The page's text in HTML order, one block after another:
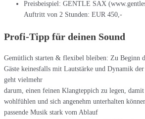
Preisbeispiel: GENTLE SAX
Auftritt von 2 Stunden: EUR 450,-
Profi-Tipp für deinen Sound
Gemütlich starten & flexibel bleiben: Zu Beginn
Gäste keinesfalls mit Lautstärke und Dynamik
geht vielmehr
darum, einen feinen Klangteppich zu legen, damit
wohlfühlen und sich angenehm unterhalten
passende Musik stark vom Ablauf